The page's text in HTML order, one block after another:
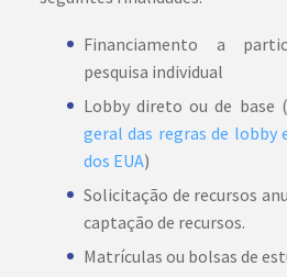
Financiamento a
pesquisa individual
Lobby direto ou de base
geral das regras de lobby
dos EUA)
Solicitação de recursos
captação de recursos.
Matrículas ou bolsas de